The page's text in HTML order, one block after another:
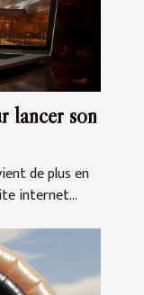
lancer son
de plus en
internet...